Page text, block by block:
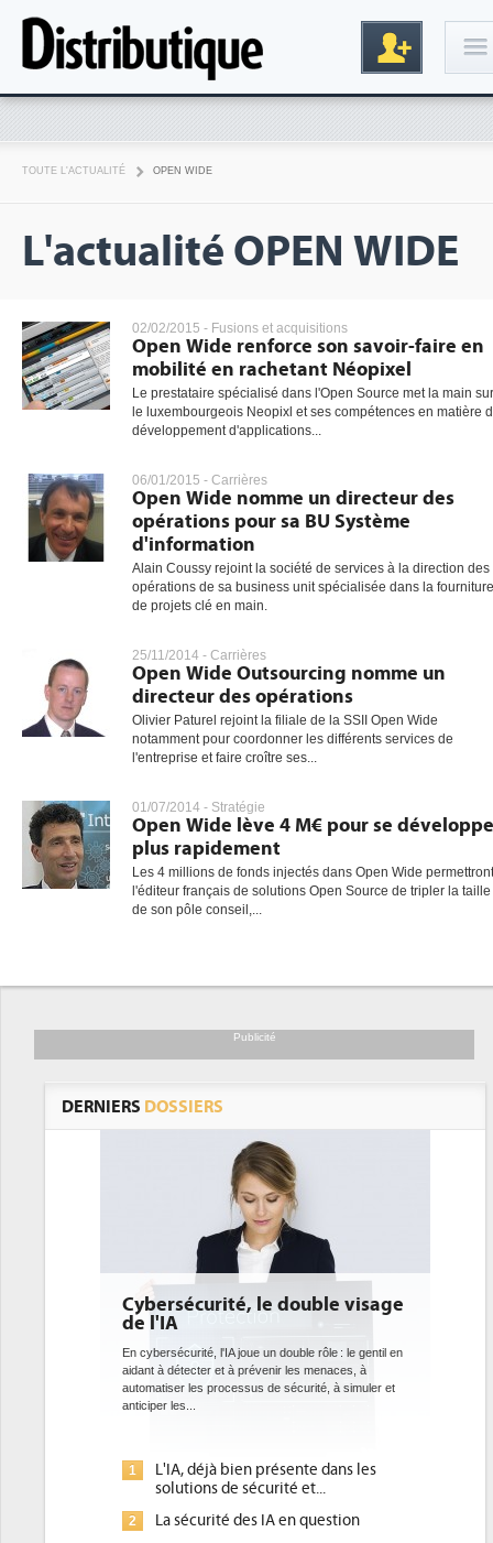
Inscription
gratuite
TOUTE L'ACTUALITÉ OPEN WIDE
L'actualité OPEN WIDE
02/02/2015 - Fusions et acquisitions
Open Wide renforce son savoir-faire en
mobilité en rachetant Néopixel
Le prestataire spécialisé dans l'Open Source met la main sur
le luxembourgeois Neopixl et ses compétences en matière
développement d'applications...
06/01/2015 - Carrières
Open Wide nomme un directeur des
opérations pour sa BU Système
d'information
Alain Coussy rejoint la société de services à la direction des
opérations de sa business unit spécialisée dans la fourniture
de projets clé en main.
25/11/2014 - Carrières
Open Wide Outsourcing nomme un
directeur des opérations
Olivier Paturel rejoint la filiale de la SSII Open Wide
notamment pour coordonner les différents services de
l'entreprise et faire croître ses...
01/07/2014 - Stratégie
Open Wide lève 4 M€ pour se
plus rapidement
Les 4 millions de fonds injectés dans Open Wide
l'éditeur français de solutions Open Source de tripler la taille
de son pôle conseil,...
Publicité
DERNIERS DOSSIERS
Cybersécurité, le double visage
En cybersécurité, l'IA joue un double rôle : le gentil en
aidant à détecter et à prévenir les menaces, à
automatiser les processus de sécurité, à simuler et
L'IA, déjà bien présente dans les
solutions de sécurité et...
La sécurité des IA en question
DEE:
Des datacenters plus
ce que recherchent les
1
2